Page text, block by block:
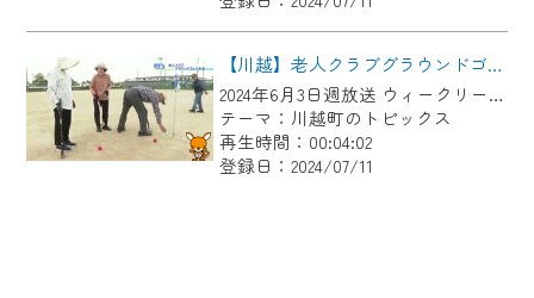
【川越】老人クラブグラウンドゴルフ大会
2024年6月3日週放送 ウィークリーかわごえ
テーマ：川越町のトピックス
再生時間：00:04:02
登録日：2024/07/11
CCNetサービスエリア20市町の地域情報
番組をご視聴いただけます！
【ご注意】
2024年9月24日からはご加入者様へのサー
ビス向上のため、